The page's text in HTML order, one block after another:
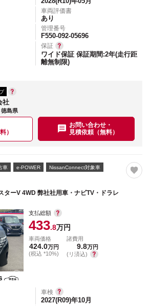
車両評価書
あり
管理番号
F550-092-05696
保証
ワイド保証 保証期間:2年(走行距
離無制限)
社
徳島県
）
お問い合わせ・
見積依頼（無料）
車 e-POWER NissanConnect対象車
ターV 4WD 弊社社用車・ナビTV・ドラレ
支払総額
433.8万円
車両価格
424.0万円
(税込 *10%)
諸費用
9.8万円
(リ済込)
車検
2027(R09)年10月